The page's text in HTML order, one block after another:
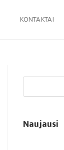
KONTAKTAI
Naujausi